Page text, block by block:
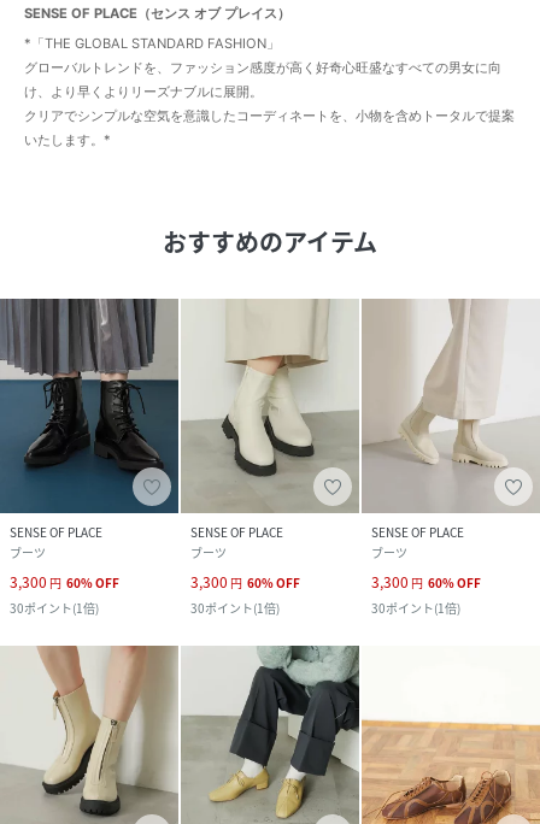
SENSE OF PLACE（センス オブ プレイス）
*「THE GLOBAL STANDARD FASHION」
グローバルトレンドを、ファッション感度が高く好奇心旺盛なすべての男女に向
け、より早くよりリーズナブルに展開。
クリアでシンプルな空気を意識したコーディネートを、小物を含めトータルで提案
いたします。*
おすすめのアイテム
SENSE OF PLACE
ブーツ
3,300 円 60%OFF
30ポイント(1倍)
SENSE OF PLACE
ブーツ
3,300 円 60%OFF
30ポイント(1倍)
SENSE OF PLACE
ブーツ
3,300 円 60%OFF
30ポイント(1倍)